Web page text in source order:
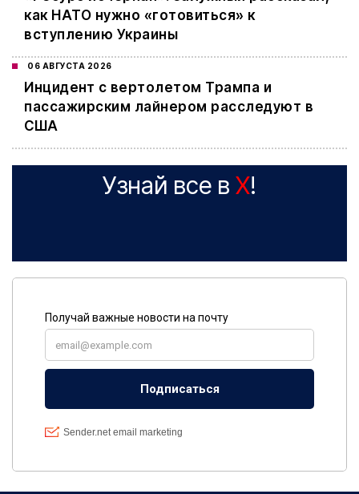
как НАТО нужно «готовиться» к
вступлению Украины
06 АВГУСТА 2026
Инцидент с вертолетом Трампа и
пассажирским лайнером расследуют в
США
Узнай все в X!